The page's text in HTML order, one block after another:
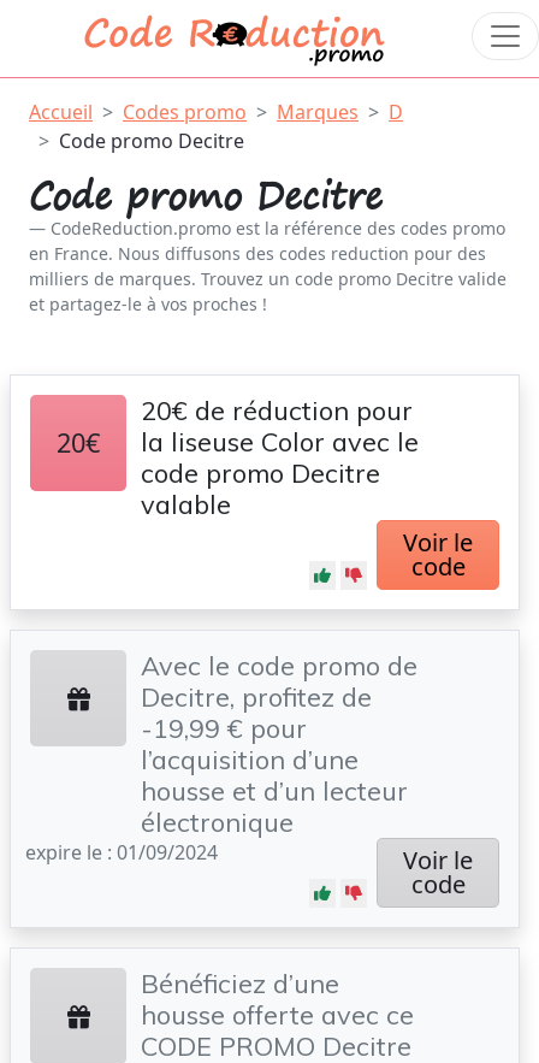
Accueil Codes promo Marques
D
Code promo Decitre
Code promo Decitre
CodeReduction.promo est la référence des codes promo
en France. Nous diffusons des codes reduction pour des
milliers de marques. Trouvez un code promo Decitre valide
et partagez-le à vos proches !
20€
20€ de réduction pour
la liseuse Color avec le
code promo Decitre
valable
Voir le
code
Avec le code promo de
Decitre, profitez de
-19,99 € pour
l’acquisition d’une
housse et d’un lecteur
électronique
expire le : 01/09/2024 Voir le
code
Bénéficiez d’une
housse offerte avec ce
CODE PROMO Decitre